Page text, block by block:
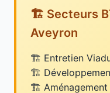
🏗️ Secteurs
Aveyron
Entretien